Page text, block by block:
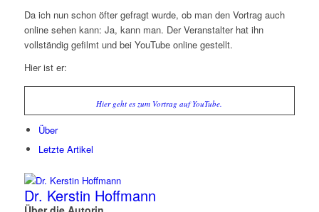
Da ich nun schon öfter gefragt wurde, ob man den Vortrag auch
online sehen kann: Ja, kann man. Der Veranstalter hat ihn
vollständig gefilmt und bei YouTube online gestellt.
Hier ist er:
Hier geht es zum Vortrag auf YouTube.
Über
Letzte Artikel
Dr. Kerstin Hoffmann